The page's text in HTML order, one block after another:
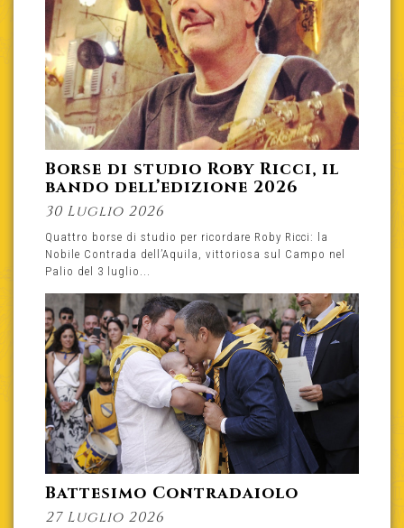
Borse di studio Roby Ricci, il
bando dell’edizione 2026
30 Luglio 2026
Quattro borse di studio per ricordare Roby Ricci: la
Nobile Contrada dell’Aquila, vittoriosa sul Campo nel
Palio del 3 luglio...
Battesimo Contradaiolo
27 Luglio 2026